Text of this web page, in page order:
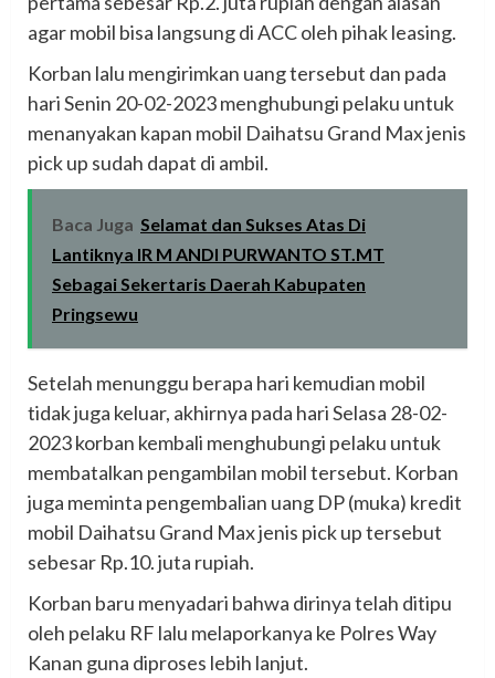
agar mobil bisa langsung di ACC oleh pihak leasing.
Korban lalu mengirimkan uang tersebut dan pada
hari Senin 20-02-2023 menghubungi pelaku untuk
menanyakan kapan mobil Daihatsu Grand Max jenis
pick up sudah dapat di ambil.
Baca Juga Selamat dan Sukses Atas Di
Lantiknya IR M ANDI PURWANTO ST.MT
Sebagai Sekertaris Daerah Kabupaten
Pringsewu
Setelah menunggu berapa hari kemudian mobil
tidak juga keluar, akhirnya pada hari Selasa 28-02-
2023 korban kembali menghubungi pelaku untuk
membatalkan pengambilan mobil tersebut. Korban
juga meminta pengembalian uang DP (muka) kredit
mobil Daihatsu Grand Max jenis pick up tersebut
sebesar Rp.10. juta rupiah.
Korban baru menyadari bahwa dirinya telah ditipu
oleh pelaku RF lalu melaporkanya ke Polres Way
Kanan guna diproses lebih lanjut.